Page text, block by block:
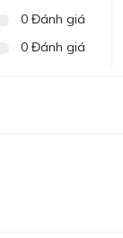
tạm biệt cảm
0 Đánh giá
0 Đánh giá